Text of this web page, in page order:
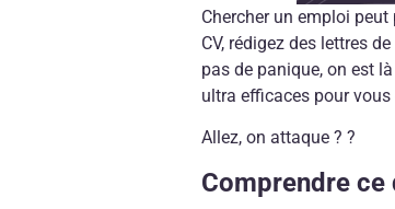
Chercher un emploi
CV, rédigez des lettres
pas de panique, on est
ultra efficaces pour
Allez, on attaque ? ?
Comprendre ce